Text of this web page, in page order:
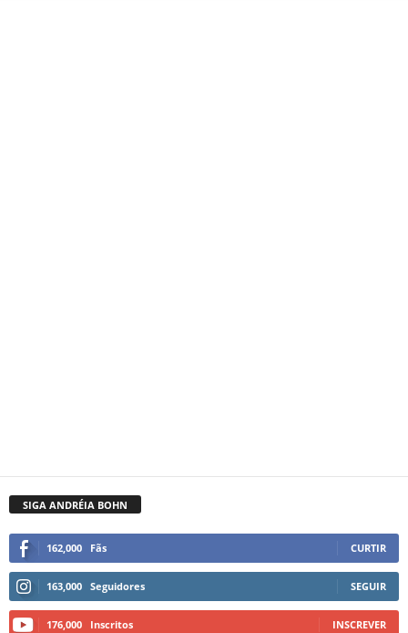
SIGA ANDRÉIA BOHN
162,000 Fãs CURTIR
163,000 Seguidores SEGUIR
176,000 Inscritos INSCREVER